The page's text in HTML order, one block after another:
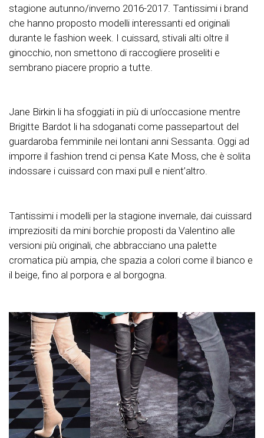
stagione autunno/inverno 2016-2017. Tantissimi i brand
che hanno proposto modelli interessanti ed originali
durante le fashion week. I cuissard, stivali alti oltre il
ginocchio, non smettono di raccogliere proseliti e
sembrano piacere proprio a tutte.
Jane Birkin li ha sfoggiati in più di un’occasione mentre
Brigitte Bardot li ha sdoganati come passepartout del
guardaroba femminile nei lontani anni Sessanta. Oggi ad
imporre il fashion trend ci pensa Kate Moss, che è solita
indossare i cuissard con maxi pull e nient’altro.
Tantissimi i modelli per la stagione invernale, dai cuissard
impreziositi da mini borchie proposti da Valentino alle
versioni più originali, che abbracciano una palette
cromatica più ampia, che spazia a colori come il bianco e
il beige, fino al porpora e al borgogna.